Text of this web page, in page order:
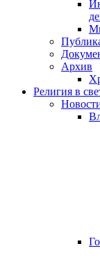
Архив
Религия в